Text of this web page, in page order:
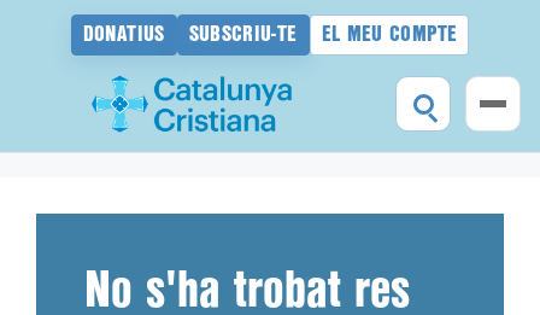
DONATIUS SUBSCRIU-TE EL MEU COMPTE
No s'ha trobat res